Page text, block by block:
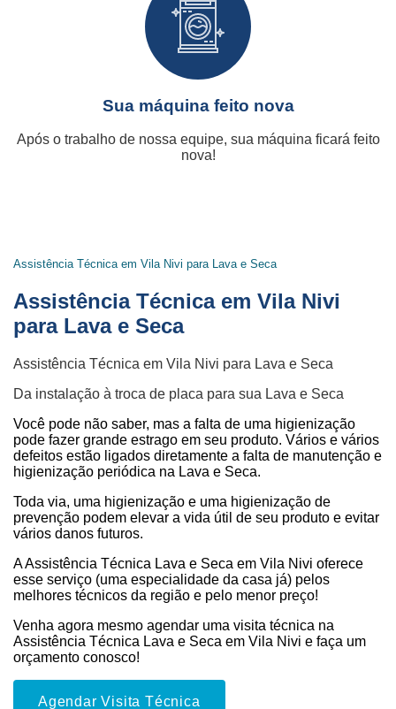
Sua máquina feito nova
Após o trabalho de nossa equipe, sua máquina ficará feito
nova!
Assistência Técnica em Vila Nivi para Lava e Seca
Assistência Técnica em Vila Nivi
para Lava e Seca
Assistência Técnica em Vila Nivi para Lava e Seca
Da instalação à troca de placa para sua Lava e Seca
Você pode não saber, mas a falta de uma higienização
pode fazer grande estrago em seu produto. Vários e vários
defeitos estão ligados diretamente a falta de manutenção e
higienização periódica na Lava e Seca.
Toda via, uma higienização e uma higienização de
prevenção podem elevar a vida útil de seu produto e evitar
vários danos futuros.
A Assistência Técnica Lava e Seca em Vila Nivi oferece
esse serviço (uma especialidade da casa já) pelos
melhores técnicos da região e pelo menor preço!
Venha agora mesmo agendar uma visita técnica na
Assistência Técnica Lava e Seca em Vila Nivi e faça um
orçamento conosco!
Agendar Visita Técnica